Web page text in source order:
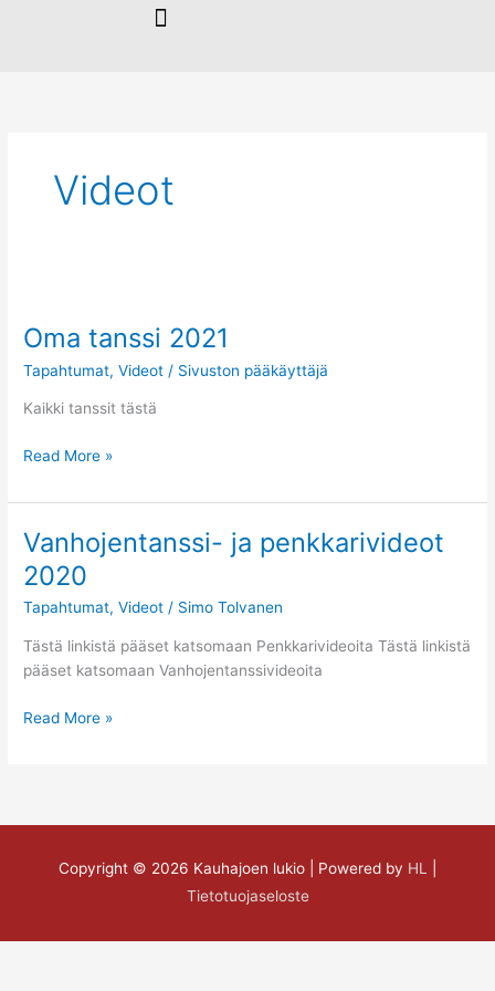
Videot
Oma tanssi 2021
Tapahtumat,Videot / Sivuston pääkäyttäjä
Kaikki tanssit tästä
2021
Read More »
Vanhojentanssi- ja penkkarivideot
2020
Tapahtumat,Videot / Simo Tolvanen
Tästä linkistä pääset katsomaan Penkkarivideoita Tästä linkistä
pääset katsomaan Vanhojentanssivideoita
Vanhojentanssi-
ja
penkkarivideot
2020
Read More »
Copyright © 2026 Kauhajoen lukio | Powered by HL
Tietotuojaseloste